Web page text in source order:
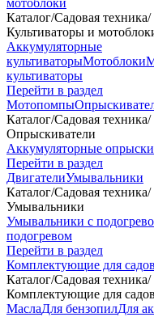
мотоблоки
Каталог/Садовая техника/
Культиваторы и
Аккумуляторные
культиваторыМотоблоки
культиваторы
Перейти в раздел
Мотопомпы
Каталог/Садовая техника/
Опрыскиватели
Аккумуляторные
Перейти в раздел
ДвигателиУмывальники
Каталог/Садовая техника/
Умывальники
Умывальники с
подогревом
Перейти в раздел
Комплектующие для
Каталог/Садовая техника/
Комплектующие для
МаслаДля бензопилДля